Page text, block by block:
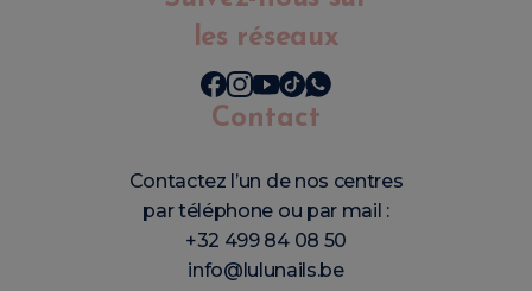
les réseaux
Contact
Contactez l’un de nos centres
par téléphone ou par mail :
+32 499 84 08 50
info@lulunails.be